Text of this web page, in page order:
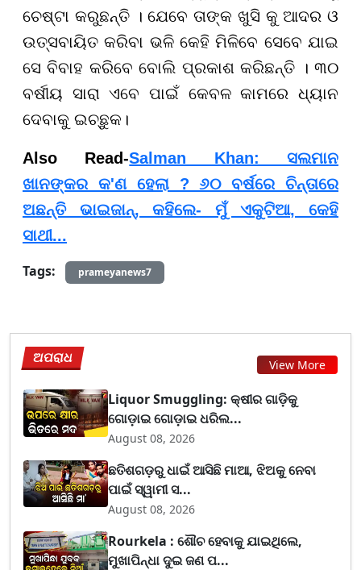
ଚେଷ୍ଟା କରୁଛନ୍ତି । ଯେବେ ତାଙ୍କ ଖୁସି କୁ ଆଦର ଓ
ଉତ୍ସବାୟିତ କରିବା ଭଳି କେହି ମିଳିବେ ସେବେ ଯାଇ
ସେ ବିବାହ କରିବେ ବୋଲି ପ୍ରକାଶ କରିଛନ୍ତି । ୩୦
ବର୍ଷୀୟ ସାରା ଏବେ ପାଇଁ କେବଳ କାମରେ ଧ୍ୟାନ
ଦେବାକୁ ଇଚ୍ଛୁକ।
Also Read-Salman Khan: ସଲମାନ
ଖାନଙ୍କର କ'ଣ ହେଲା ? ୬୦ ବର୍ଷରେ ଚିନ୍ତାରେ
ଅଛନ୍ତି ଭାଇଜାନ୍, କହିଲେ- ମୁଁ ଏକୁଟିଆ, କେହି
ସାଥୀ...
Tags:
prameyanews7
ଅପରାଧ View More
Liquor Smuggling: କ୍ଷୀର ଗାଡ଼ିକୁ
ଗୋଡ଼ାଇ ଗୋଡ଼ାଇ ଧରିଲ...
August 08, 2026
ଛତିଶଗଡ଼ରୁ ଧାଇଁ ଆସିଛି ମାଆ, ଝିଅକୁ ନେବା
ପାଇଁ ସ୍ୱାମୀ ସ...
August 08, 2026
Rourkela : ଶୌଚ ହେବାକୁ ଯାଇଥିଲେ,
ମୁଖାପିନ୍ଧା ଦୁଇ ଜଣ ପ...